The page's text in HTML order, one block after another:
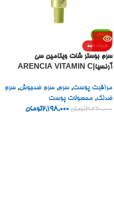
-36%
فروخته شده
سرم بوستر شات ویتامین سی
آرنسیا|ARENCIA VITAMIN C
مراقبت پوست, سرم, سرم ضدجوش, سرم
ضدلک, محصولات پوست
3,420,000تومان 2,198,000تومان